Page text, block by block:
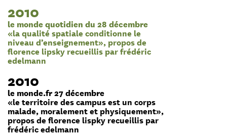
2010
le monde quotidien du 28 décembre
«la qualité spatiale conditionne le
niveau d’enseignement», propos de
florence lipsky recueillis par frédéric
edelmann
2010
le monde.fr 27 décembre
«le territoire des campus est un corps
malade, moralement et physiquement»,
propos de florence lispky recueillis par
frédéric edelmann